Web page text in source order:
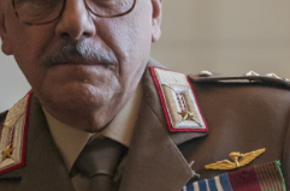
Days
Locarno
Mostra